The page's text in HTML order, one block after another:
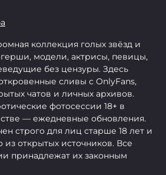
коллекция голых звёзд и
модели, актрисы, певицы,
без цензуры. Здесь
сливы с OnlyFans,
чатов и личных архивов.
фотосессии 18+ в
— ежедневные обновления.
строго для лиц старше 18 лет и
из открытых источников. Все
принадлежат их законным